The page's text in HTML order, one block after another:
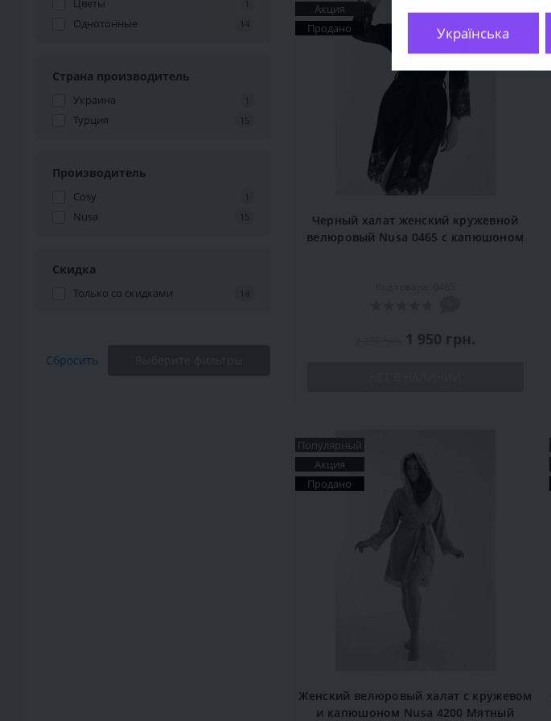
Українська
Цветы 1
Однотонные 14
Страна производитель
Украина 1
Турция 15
Производитель
Cosy 1
Nusa 15
Скидка
Только со cкидками 14
Сбросить
Акция
Продано
Черный халат женский кружевной
велюровый Nusa 0465 с капюшоном
1 950 грн.
Популярный
Акция
Продано
Женский велюровый халат с кружевом
и капюшоном Nusa 4200 Мятный